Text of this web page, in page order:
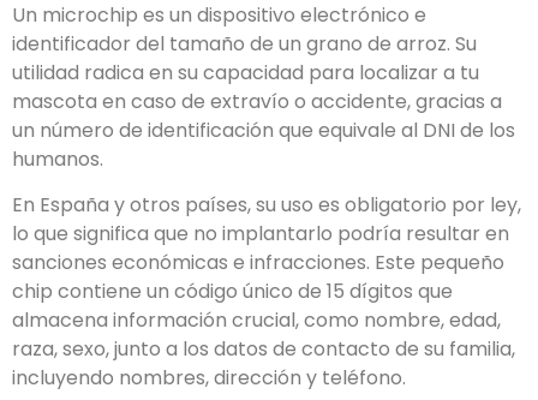
Un microchip es un dispositivo electrónico e
identificador del tamaño de un grano de arroz. Su
utilidad radica en su capacidad para localizar a tu
mascota en caso de extravío o accidente, gracias a
un número de identificación que equivale al DNI de los
humanos.
En España y otros países, su uso es obligatorio por ley,
lo que significa que no implantarlo podría resultar en
sanciones económicas e infracciones. Este pequeño
chip contiene un código único de 15 dígitos que
almacena información crucial, como nombre, edad,
raza, sexo, junto a los datos de contacto de su familia,
incluyendo nombres, dirección y teléfono.